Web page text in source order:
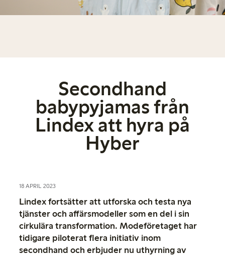
Secondhand
babypyjamas från
Lindex att hyra på
Hyber
18 APRIL 2023
Lindex fortsätter att utforska och testa nya
tjänster och affärsmodeller som en del i sin
cirkulära transformation. Modeföretaget har
tidigare piloterat flera initiativ inom
secondhand och erbjuder nu uthyrning av